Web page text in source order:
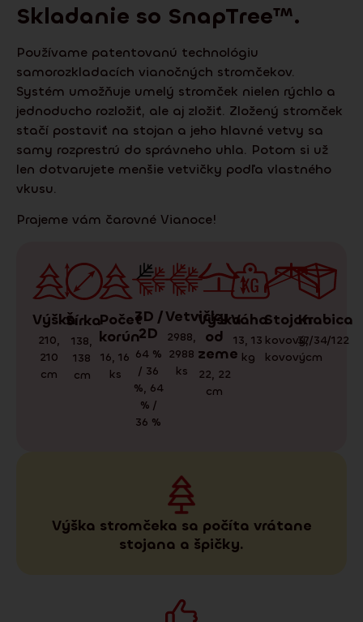
Skladanie so SnapTree™.
Používame patentovanú technológiu
samorozkladacích vianočných stromčekov.
Systém umožňuje umelý stromček nielen rýchlo a
jednoducho rozložiť, ale aj zložiť. Zložený stromček
stačí postaviť na stojan a jeho hlavné vetvy sa
samy rozprestrú do správneho uhla. Potom si už
len dotvarujete menšie vetvičky podľa vlastného
vkusu.
Prajeme vám čarovné Vianoce!
Výška
210,
210
cm
Šírka
138,
138
cm
Počet
korún
16,16
ks
3D /
2D
64 %
/ 36
%, 64
% /
36 %
Vetvičky
2988,
2988
ks
Výška
od
zeme
22, 22
cm
Váha
13, 13
kg
Stojan
kovový,
kovový
Krabica
37/34/122
cm
Výška stromčeka sa počíta vrátane
stojana a špičky.